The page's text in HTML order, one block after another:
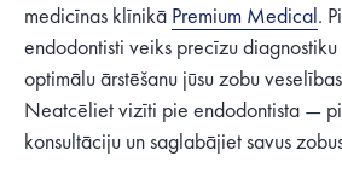
medicīnas klīnikā Premium Medical.
endodontisti veiks precīzu
optimālu ārstēšanu jūsu zobu
Neatcēliet vizīti pie endodontista —
konsultāciju un saglabājiet savus